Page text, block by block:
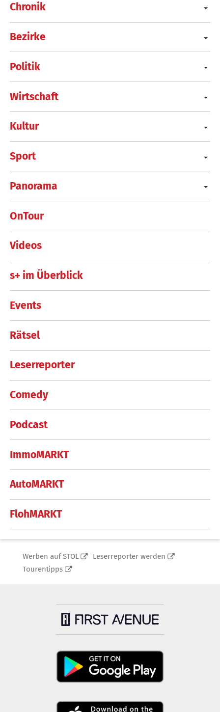
Chronik
Bezirke
Politik
Wirtschaft
Kultur
Sport
Panorama
OnTour
Videos
s+ im Überblick
Events
Rätsel
Leserreporter
Comedy
Podcast
ImmoMARKT
AutoMARKT
FlohMARKT
Werben auf STOL
Leserreporter werden
Tourentipps